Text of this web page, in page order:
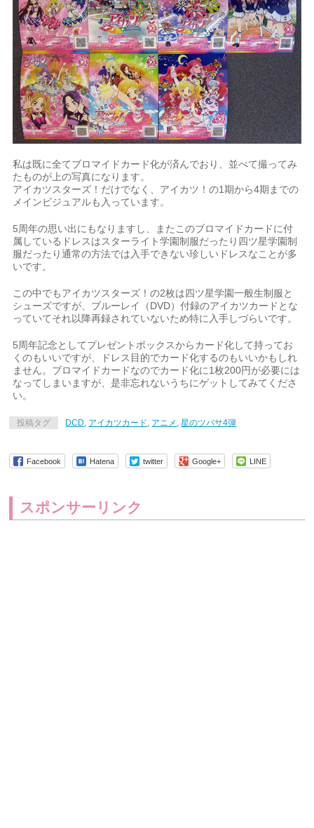
私は既に全てブロマイドカード化が済んでおり、並べて撮ってみ
たものが上の写真になります。
アイカツスターズ！だけでなく、アイカツ！の1期から4期までの
メインビジュアルも入っています。
5周年の思い出にもなりますし、またこのブロマイドカードに付
属しているドレスはスターライト学園制服だったり四ツ星学園制
服だったり通常の方法では入手できない珍しいドレスなことが多
いです。
この中でもアイカツスターズ！の2枚は四ツ星学園一般生制服と
シューズですが、ブルーレイ（DVD）付録のアイカツカードとな
っていてそれ以降再録されていないため特に入手しづらいです。
5周年記念としてプレゼントボックスからカード化して持ってお
くのもいいですが、ドレス目的でカード化するのもいいかもしれ
ません。ブロマイドカードなのでカード化に1枚200円が必要には
なってしまいますが、是非忘れないうちにゲットしてみてくださ
い。
投稿タグ DCD, アイカツカード, アニメ ,星のツバサ4弾
Facebook Hatena twitter Google+ LINE
スポンサーリンク